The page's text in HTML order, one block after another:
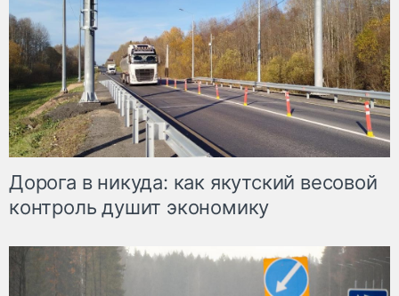
Дорога в никуда: как якутский весовой
контроль душит экономику